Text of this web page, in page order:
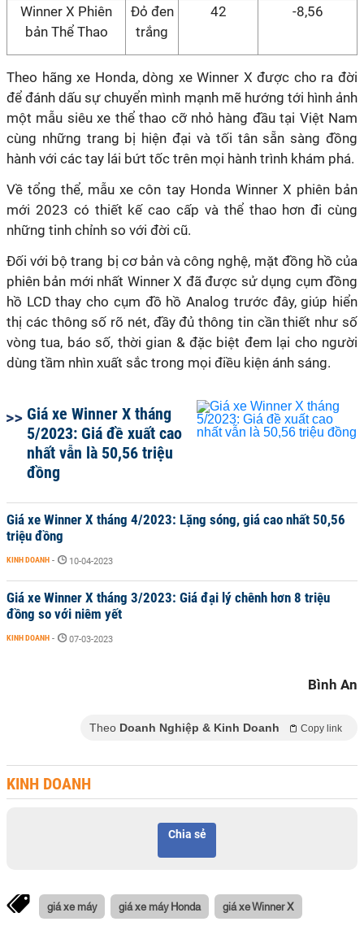
Winner X Phiên
bản Thể Thao
Đỏ đen
trắng
42 -8,56
Theo hãng xe Honda, dòng xe Winner X được cho ra đời
để đánh dấu sự chuyển mình mạnh mẽ hướng tới hình ảnh
một mẫu siêu xe thể thao cỡ nhỏ hàng đầu tại Việt Nam
cùng những trang bị hiện đại và tối tân sẵn sàng đồng
hành với các tay lái bứt tốc trên mọi hành trình khám phá.
Về tổng thể, mẫu xe côn tay Honda Winner X phiên bản
mới 2023 có thiết kế cao cấp và thể thao hơn đi cùng
những tinh chỉnh so với đời cũ.
Đối với bộ trang bị cơ bản và công nghệ, mặt đồng hồ của
phiên bản mới nhất Winner X đã được sử dụng cụm đồng
hồ LCD thay cho cụm đồ hồ Analog trước đây, giúp hiển
thị các thông số rõ nét, đầy đủ thông tin cần thiết như số
vòng tua, báo số, thời gian & đặc biệt đem lại cho người
dùng tầm nhìn xuất sắc trong mọi điều kiện ánh sáng.
Giá xe Winner X tháng
5/2023: Giá đề xuất cao
nhất vẫn là 50,56 triệu
đồng
Giá xe Winner X tháng 4/2023: Lặng sóng, giá cao nhất 50,56
triệu đồng
KINH DOANH - 10-04-2023
Giá xe Winner X tháng 3/2023: Giá đại lý chênh hơn 8 triệu
đồng so với niêm yết
KINH DOANH - 07-03-2023
Bình An
Theo Doanh Nghiệp & Kinh Doanh Copy link
KINH DOANH
Chia sẻ
giá xe máy giá xe máy Honda giá xe Winner X